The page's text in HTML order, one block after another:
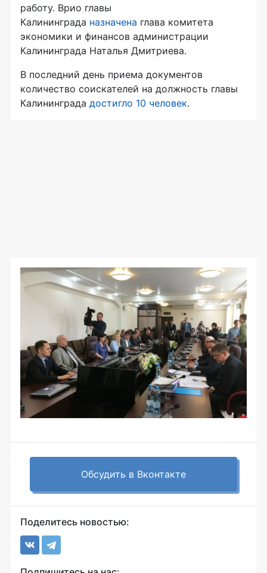
работу. Врио главы
Калининграда назначена глава комитета
экономики и финансов администрации
Калининграда Наталья Дмитриева.
В последний день приема документов
количество соискателей на должность главы
Калининграда достигло 10 человек.
Обсудить в Вконтакте
Поделитесь новостью: